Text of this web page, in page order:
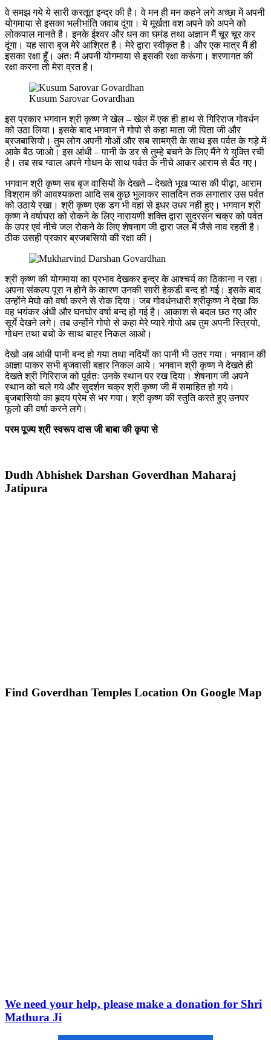
वे समझ गये ये सारी करतूत इन्द्र की है। वे मन ही मन कहने लगे अच्छा में अपनी
योगमाया से इसका भलीभांति जवाब दूंगा। ये मूर्खता वश अपने को अपने को
लोकपाल मानते है। इनके ईश्वर और धन का घमंड तथा अज्ञान मैं चूर चूर कर
दूंगा। यह सारा बृज मेरे आश्रित है। मेरे द्वारा स्वीकृत है। और एक मात्र मैं ही
इसका रक्षा हूँ। अतः मैं अपनी योगमाया से इसकी रक्षा करूंगा। शरणागत की
रक्षा करना तो मेरा व्रत है।
Kusum Sarovar Govardhan
इस प्रकार भगवान श्री कृष्ण ने खेल – खेल में एक ही हाथ से गिरिराज गोवर्धन
को उठा लिया। इसके बाद भगवान ने गोपो से कहा माता जी पिता जी और
ब्रजबासियो। तुम लोग अपनी गोओं और सब सामग्री के साथ इस पर्वत के गड़े में
आके बैठ जाओ। इस आंधी – पानी के डर से तुम्हे बचने के लिए मैंने ये युक्ति रची
है। तब सब ग्वाल अपने गोधन के साथ पर्वत के नीचे आकर आराम से बैठ गए।
भगवान श्री कृष्ण सब बृज वासियों के देखते – देखते भूख प्यास की पीढ़ा, आराम
विश्राम की आवश्यकता आदि सब कुछ भुलाकर सातदिन तक लगातार उस पर्वत
को उठाये रखा। श्री कृष्ण एक डग भी वहां से इधर उधर नही हुए। भगवान श्री
कृष्ण ने वर्षाघरा को रोकने के लिए नारायणी शक्ति द्वारा सुदरसन चक्र को पर्वत
के उपर एवं नीचे जल रोकने के लिए शेषनाग जी द्वारा जल में जैसे नाव रहती है।
ठीक उसही प्रकार ब्रजबसियो की रक्षा की।
श्री कृष्ण की योगमाया का प्रभाव देखकर इन्द्र के आश्चर्य का ठिकाना न रहा।
अपना संकल्प पूरा न होने के कारण उनकी सारी हेकडी बन्द हो गई। इसके बाद
उन्होंने मेघो को वर्षा करने से रोक दिया। जब गोवर्धनधारी श्रीकृष्ण ने देखा कि
वह भयंकर अंधी और घनघोर वर्षा बन्द हो गई है। आकाश से बदल छठ गए और
सूर्ये देखने लगे। तब उन्होंने गोपो से कहा मेरे प्यारे गोपो अब तुम अपनी स्त्रियो,
गोधन तथा बचो के साथ बाहर निकल आओ।
देखो अब आंधी पानी बन्द हो गया तथा नदियों का पानी भी उतर गया। भगवान की
आज्ञा पाकर सभी बृजवासी बहार निकल आये। भगवान श्री कृष्ण ने देखते ही
देखते श्री गिरिराज को पूर्वतः उनके स्थान पर रख दिया। शेषनाग जी अपने
स्थान को चले गये और सुदर्शन चक्र श्री कृष्ण जी में समाहित हो गये।
बृजबासियो का हृदय प्रेम से भर गया। श्री कृष्ण की स्तुति करते हुए उनपर
फूलो की वर्षा करने लगे।
परम पूज्य श्री स्वरूप दास जी बाबा की कृपा से
Dudh Abhishek Darshan Goverdhan Maharaj
Jatipura
Find Goverdhan Temples Location On Google Map
We need your help, please make a donation for Shri
Mathura Ji